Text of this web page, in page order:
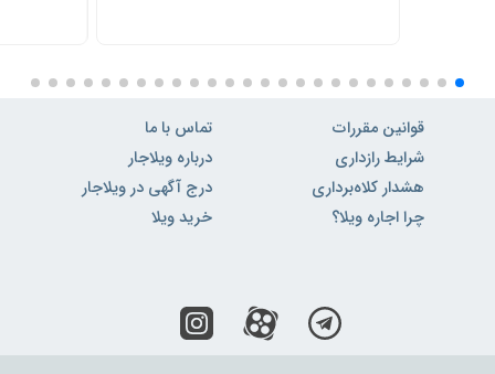
قوانین مقررات
شرایط رازداری
هشدار کلاه‌برداری
چرا اجاره ویلا؟
تماس با ما
درباره ویلاجار
درج آگهی در ویلاجار
خرید ویلا